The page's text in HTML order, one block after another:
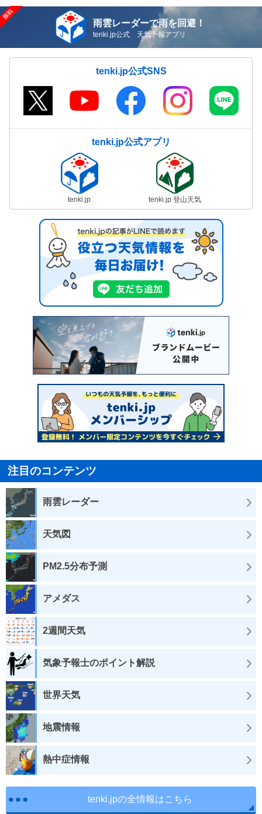
雨雲レーダーで雨を回避！
tenki.jp公式 天気予報アプリ
tenki.jp公式SNS
tenki.jp公式アプリ
tenki.jp tenki.jp 登山天気
注目のコンテンツ
雨雲レーダー
天気図
PM2.5分布予測
アメダス
2週間天気
気象予報士のポイント解説
世界天気
地震情報
熱中症情報
tenki.jpの全情報はこちら